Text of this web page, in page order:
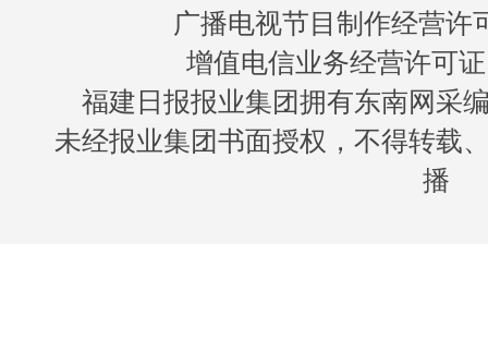
广播电视节目制作经营许
增值电信业务经营许可
福建日报报业集团拥有东南网采
未经报业集团书面授权，不得转载
播